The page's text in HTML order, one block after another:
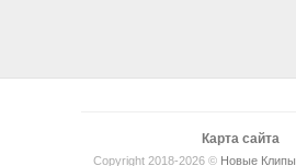
Карта сайта
Copyright 2018-2026 © Новые Клипы